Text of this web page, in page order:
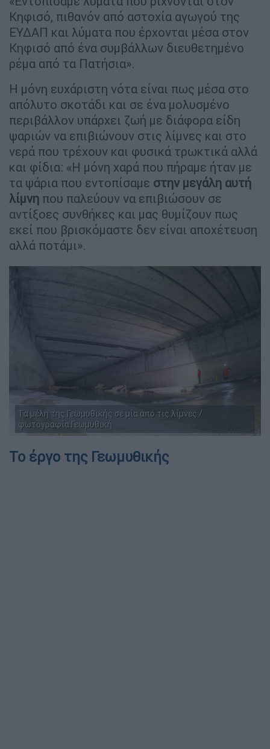
Κηφισό, πιθανόν από αστοχία αγωγού της
ΕΥΔΑΠ και λύματα που έρχονται μέσα στον
Κηφισό από ένα συμβάλλων διευθετημένο
ρέμα από τα Πατήσια».
Η μόνη ευχάριστη νότα είναι πως μέσα στο
απόλυτο σκοτάδι και σε ένα μολυσμένο
περιβάλλον υπάρχει ζωή με διάφορα είδη
ψαριών να επιβιώνουν στις λίμνες και στο
νερά που τρέχουν και φυσικά τρωκτικά αλλά
και φίδια: «Η μόνη χαρά που πήραμε ήταν με
τα ψάρια που εντοπίσαμε στην μεγάλη αυτή
λίμνη που παλεύουν να επιβιώσουν σε
αντίξοες συνθήκες και μας θυμίζουν πως
εκεί που βρισκόμαστε δεν είναι αποχέτευση
αλλά ποτάμι».
Τα μέλη της Γεωμυθικής σε μία από τις λίμνες /
φωτογραφία Γεωμυθική
Το έργο της Γεωμυθικής